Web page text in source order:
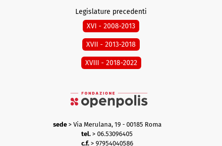
Legislature precedenti
XVI - 2008-2013
XVII - 2013-2018
XVIII - 2018-2022
sede> Via Merulana, 19 - 00185 Roma
tel. > 06.53096405
c.f.> 97954040586